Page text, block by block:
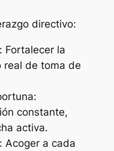
directivo:
Fortalecer la
real de toma de
constante,
activa.
Acoger a cada